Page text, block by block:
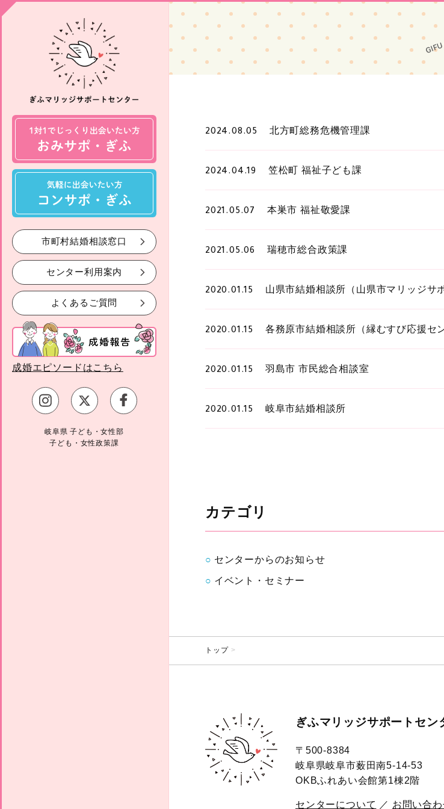
市町村結婚相談窓口
センター利用案内
よくあるご質問
成婚エピソードはこちら
岐阜県 子ども・女性部
子ども・女性政策課
2024.08.05 北方町総務危機管理課
2024.04.19 笠松町 福祉子ども課
2021.05.07 本巣市 福祉敬愛課
2021.05.06 瑞穂市総合政策課
2020.01.15 山県市結婚相談所（山県市マリッジサ
2020.01.15 各務原市結婚相談所（縁むすび応援セ
2020.01.15 羽島市 市民総合相談室
2020.01.15 岐阜市結婚相談所
カテゴリ
センターからのお知らせ
イベント・セミナー
トップ
ぎふマリッジサポートセン
〒500-8384
岐阜県岐阜市薮田南5-14-53
OKBふれあい会館第1棟2階
センターについて ／ お問い合